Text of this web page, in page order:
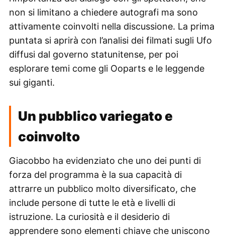
non si limitano a chiedere autografi ma sono
attivamente coinvolti nella discussione. La prima
puntata si aprirà con l’analisi dei filmati sugli Ufo
diffusi dal governo statunitense, per poi
esplorare temi come gli Ooparts e le leggende
sui giganti.
Un pubblico variegato e
coinvolto
Giacobbo ha evidenziato che uno dei punti di
forza del programma è la sua capacità di
attrarre un pubblico molto diversificato, che
include persone di tutte le età e livelli di
istruzione. La curiosità e il desiderio di
apprendere sono elementi chiave che uniscono